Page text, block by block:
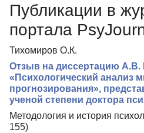
Публикации в
портала
Тихомиров О.К.
Отзыв на диссертацию А.В.
«Психологический анализ
прогнозирования»,
ученой степени доктора
Методология и история
155)